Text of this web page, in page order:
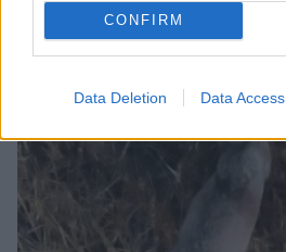
CONFIRM
Data Deletion Data Access